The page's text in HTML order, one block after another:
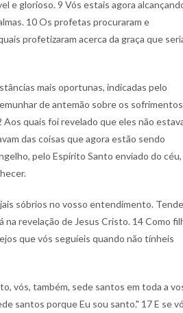
e glorioso. 9 Vós estais agora
10 Os profetas procuraram e
profetizaram acerca da graça que
mais oportunas, indicadas pelo
de antemão sobre os
quais foi revelado que eles não
das coisas que agora estão sendo
pelo Espírito Santo enviado do céu,
sóbrios no vosso entendimento. Tende
revelação de Jesus Cristo. 14 Como
que vós seguíeis quando não tínheis
vós, também, sede santos em toda a
santos porque Eu sou santo." 17 E se